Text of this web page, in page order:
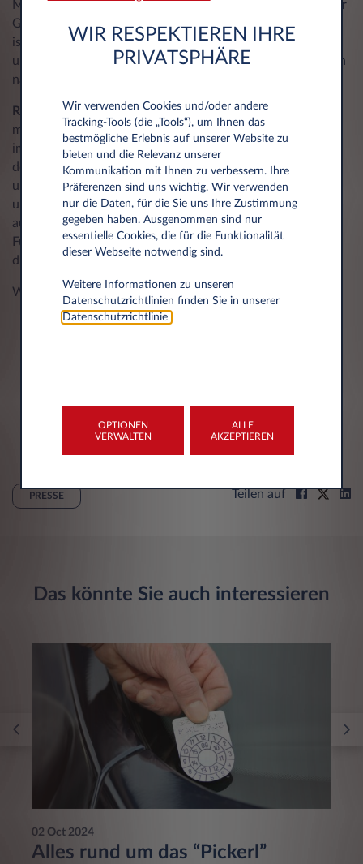
Marketing zu setzen und innovative Mobilitätslösungen für
Geschäftskunden und Privatpersonen zu entwickeln. Ziel
ist es, das Unternehmen zukunftsorientiert auszurichten
und langfristig als einen der führenden Anbieter im Bereich
nachhaltiger Mobilität zu etablieren.
Rainer Laglerbringt mehr als 20 Jahre Vertriebserfahrung
mit, davon mehr als ein Jahrzehnt in leitenden Positionen
im Full-Service-Leasing. Zuletzt verantwortete er als Leiter
des gesamten Außendienstes die strategische Steuerung
und erfolgreiche Expansion des Vertriebsbereichs. Seine
umfassende Expertise in der Kundenbetreuung, sein
ausgeprägtes Marktverständnis sowie seine
Führungskompetenz machen ihn zur idealen Besetzung für
diese zentrale Position bei Leasys Austria.
Wien, 11. August 2025
PRESSE Teilen auf
Das könnte Sie auch interessieren
02 Oct 2024
Alles rund um das “Pickerl”
WIR RESPEKTIEREN IHRE
PRIVATSPHÄRE
Wir verwenden Cookies und/oder andere
Tracking‑Tools (die „Tools“), um Ihnen das
bestmögliche Erlebnis auf unserer Website zu
bieten und die Relevanz unserer
Kommunikation mit Ihnen zu verbessern. Ihre
Präferenzen sind uns wichtig. Wir verwenden
nur die Daten, für die Sie uns Ihre Zustimmung
gegeben haben. Ausgenommen sind nur
essentielle Cookies, die für die Funktionalität
dieser Webseite notwendig sind.
Weitere Informationen zu unseren
Datenschutzrichtlinien finden Sie in unserer
Datenschutzrichtlinie.
OPTIONEN
VERWALTEN
ALLE
AKZEPTIEREN